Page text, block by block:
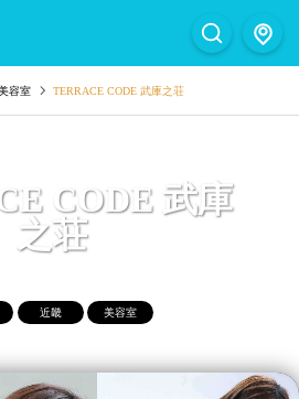
容室 TERRACE CODE 武庫之荘
CODE 武庫
之荘
近畿 美容室